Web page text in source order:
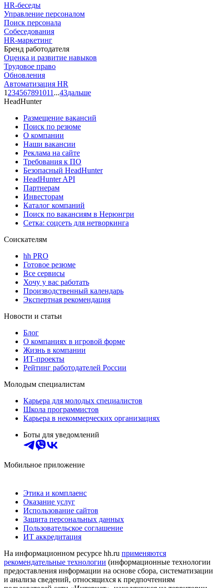
HR-беседы
Управление персоналом
Поиск персонала
Собеседования
HR-маркетинг
Бренд работодателя
Оценка и развитие навыков
Трудовое право
Обновления
Автоматизация HR
1 234567891011 ...43дальше
HeadHunter
Размещение вакансий
Поиск по резюме
О компании
Наши вакансии
Реклама на сайте
Требования к ПО
Безопасный HeadHunter
HeadHunter API
Партнерам
Инвесторам
Каталог компаний
Поиск по вакансиям в Нерюнгри
Сетка: соцсеть для нетворкинга
Соискателям
hh PRO
Готовое резюме
Все сервисы
Хочу у вас работать
Производственный календарь
Экспертная рекомендация
Новости и статьи
Блог
О компаниях в игровой форме
Жизнь в компании
ИТ-проекты
Рейтинг работодателей России
Молодым специалистам
Карьера для молодых специалистов
Школа программистов
Карьера в некоммерческих организациях
Боты для уведомлений
Мобильное приложение
Этика и комплаенс
Оказание услуг
Использование сайтов
Защита персональных данных
Пользовательское соглашение
ИТ аккредитация
На информационном ресурсе hh.ru применяются
рекомендательные технологии (информационные технологии
предоставления информации на основе сбора, систематизации
и анализа сведений, относящихся к предпочтениям